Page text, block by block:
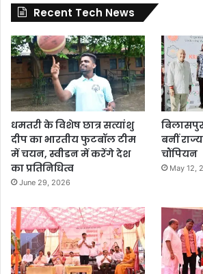
Recent Tech News
धमतरी के विशेष छात्र सत्यांशु
दीप का भारतीय फुटबॉल टीम
में चयन, स्वीडन में करेंगे देश
का प्रतिनिधित्व
June 29, 2026
बनीं
चौंपियन
May 12,